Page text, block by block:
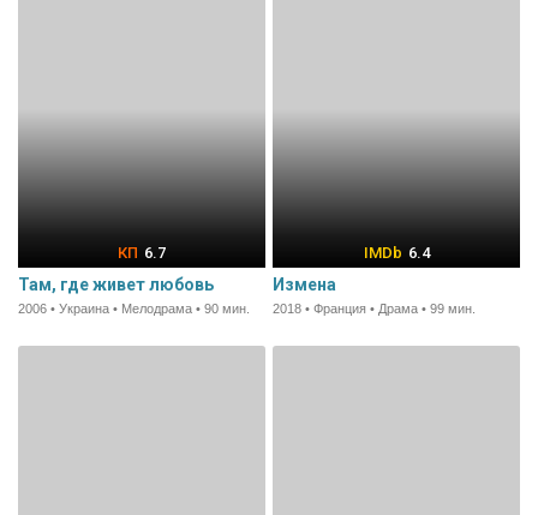
6.7
Там, где живет любовь
2006 • Украина • Мелодрама • 90 мин.
6.4
Измена
2018 • Франция • Драма • 99 мин.